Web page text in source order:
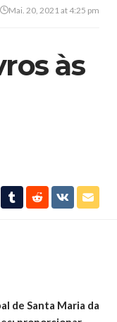
Mai. 20, 2021 at 4:25 pm
às
de Santa Maria da